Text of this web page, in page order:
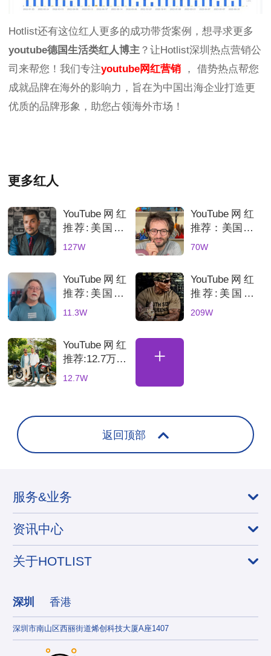
Hotlist还有这位红人更多的成功带货案例，想寻求更多
youtube德国生活类红人博主 ？让Hotlist深圳热点营销公
司来帮您！我们专注youtube网红营销
， 借势热点帮您
成就品牌在海外的影响力，旨在为中国出海企业打造更
优质的品牌形象，助您占领海外市场！
更多红人
YouTube网红
推荐:美国3C
科技数码测评
127W
YouTube网红
推荐：美国70
万粉丝3D打
评测账号解析
70W
YouTube网红
推荐:美国3D
打印机深度测
11.3W
YouTube网红
推荐:美国科
技网红高互动
209W
YouTube网红
推荐:12.7万粉
丝土耳其骑行
牌合
12.7W
+
返回顶部
服务&业务
资讯中心
关于HOTLIST
深圳 香港
深圳市南山区西丽街道烯创科技大厦A座1407